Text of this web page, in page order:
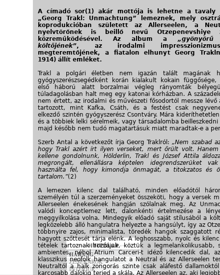
A címadó sor(1) akár mottója is lehetne a tavaly
„Georg Trakl: Unmachtung” lemeznek, mely
koprodukcióban született az Allerseelen, a
nyelvtörőnek is beillő nevű Otzepenevshiye
közreműködésével. Az album a „gyönyörű
költőjének”, az irodalmi
megteremtőjének, a fiatalon elhunyt Georg
1914) állít emléket.
Trakl a polgári életben nem igazán talált magának
gyógyszerészsegédként korán kialakult kokain függősége,
első háború alatt borzalmai végleg rányomták
túladagolásban halt meg egy katonai kórházban. A
nem értett, az irodalmi és művészeti fősodortól messze lévő
tartozott, mint Kafka, Csáth, és a festést csak
elkezdő szintén gyógyszerész Csontváry. Mára
és a többiek lelki sérelmeik, vagy társadalomba
majd később nem tudó magatartásuk miatt maradtak-e a
Szerb Antal a következőt írja Georg Traklról:„Nem szabad
hogy Trakl azért írt ilyen verseket, mert őrült volt.
kellene gondolnunk, Hölderlin, Trakl és József Attila
megrongált, ellenállásra képtelen idegrendszerüket vak
használta fel, hogy kimondja önmagát, a titokzatos és
tartalom.”(2)
A lemezen kilenc dal található, minden előadótól
személyén túl a szerzeményeket összeköti, hogy a versek
Allerseelen énekesének hangján szólalnak meg. Az
valódi konceptlemez lett, dalonkénti értelmezése a
meggyilkolása volna. Mindegyik előadó saját stílusából a
legközelebb álló hangulatra helyezte a hangsúlyt, így az
többnyire zajos, minimalista, töredék hangok szaggatott
hagyott szőttesét tárja elénk. A leghosszabb, nyolc és
tételek tartoznak hozzájuk, köztük a legmelankolikusabb,
ambientes, néhol Atrium Carceri-t idéző kilencedik dal,
klasszikus neofolk hangulatot a Neutral és az Allerseelen
Neutraltól a halk zongorás szinte csak aláfestő
karcosabb dalokig terjed a skála. Az Allerseelen az, aki
HARANG
ZENEKAROK
INTERJÚK